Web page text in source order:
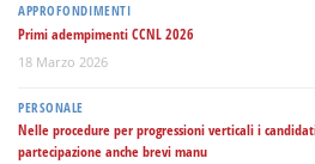
APPROFONDIMENTI
Primi adempimenti CCNL 2026
18 Marzo 2026
PERSONALE
Nelle procedure per progressioni verticali i
partecipazione anche brevi manu